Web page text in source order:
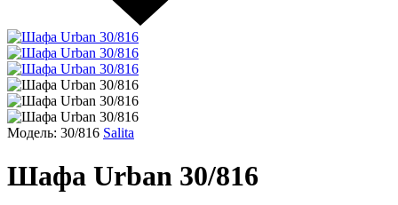
Модель: 30/816 Salita
Шафа Urban 30/816